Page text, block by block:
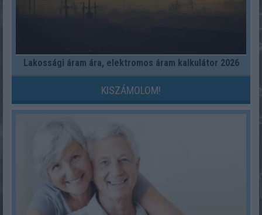
Lakossági áram ára, elektromos áram kalkulátor 2026
KISZÁMOLOM!